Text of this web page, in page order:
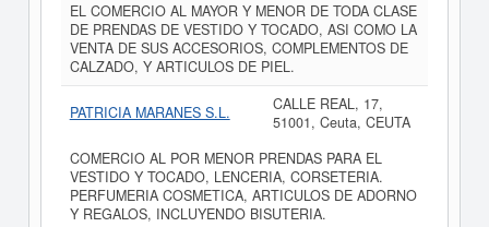
EL COMERCIO AL MAYOR Y MENOR DE TODA CLASE
DE PRENDAS DE VESTIDO Y TOCADO, ASI COMO LA
VENTA DE SUS ACCESORIOS, COMPLEMENTOS DE
CALZADO, Y ARTICULOS DE PIEL.
PATRICIA MARANES S.L.
CALLE REAL, 17,
51001, Ceuta, CEUTA
COMERCIO AL POR MENOR PRENDAS PARA EL
VESTIDO Y TOCADO, LENCERIA, CORSETERIA.
PERFUMERIA COSMETICA, ARTICULOS DE ADORNO
Y REGALOS, INCLUYENDO BISUTERIA.